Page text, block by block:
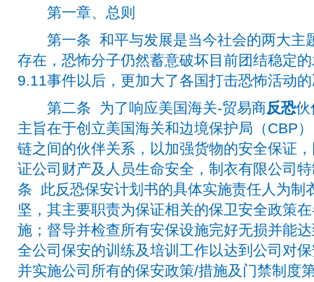
第一章、总则
第一条 和平与发展是当今社会的两大主
存在，恐怖分子仍然蓄意破坏目前团结稳定
9.11事件以后，更加大了各国打击恐怖活动
第二条 为了响应美国海关-贸易商反恐伙
主旨在于创立美国海关和边境保护局（CBP
链之间的伙伴关系，以加强货物的安全保证
证公司财产及人员生命安全，制衣有限公司
条 此反恐保安计划书的具体实施责任人为制
坚，其主要职责为保证相关的保卫安全政策
施；督导并检查所有安保设施完好无损并能
全公司保安的训练及培训工作以达到公司对
并实施公司所有的保安政策/措施及门禁制度